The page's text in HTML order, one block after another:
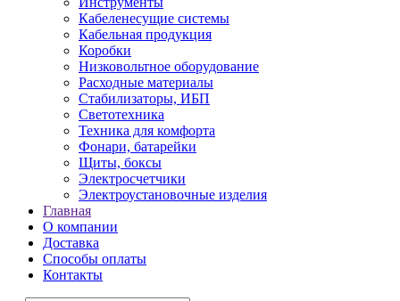
Кабеленесущие системы
Кабельная продукция
Коробки
Низковольтное оборудование
Расходные материалы
Стабилизаторы, ИБП
Светотехника
Техника для комфорта
Фонари, батарейки
Щиты, боксы
Электросчетчики
Электроустановочные изделия
Главная
О компании
Доставка
Способы оплаты
Контакты